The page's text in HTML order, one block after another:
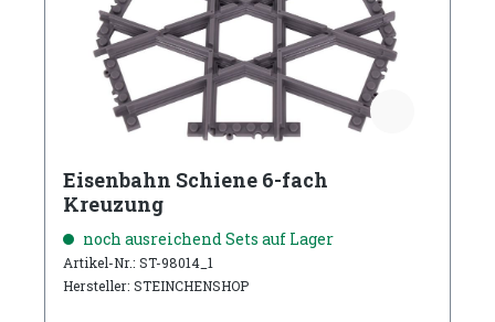
Eisenbahn Schiene 6-fach
Kreuzung
noch ausreichend Sets auf Lager
Artikel-Nr.: ST-98014_1
Hersteller: STEINCHENSHOP